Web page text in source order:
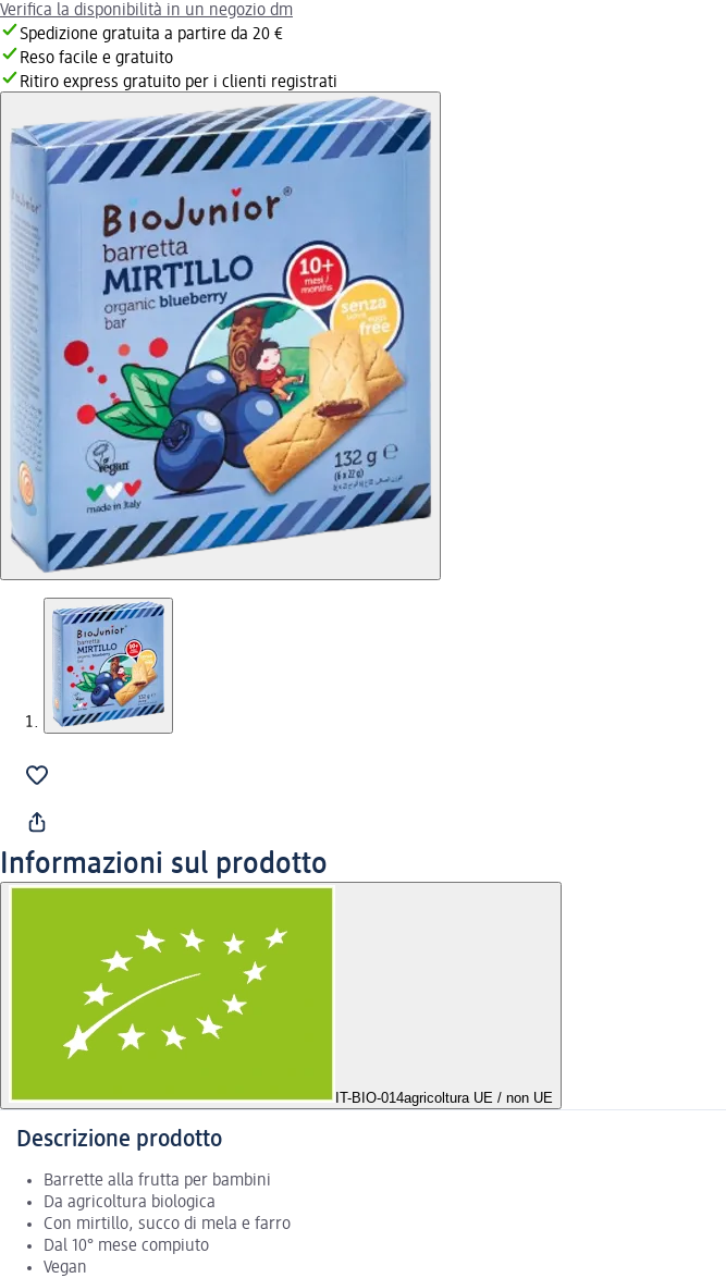
Verifica la disponibilità in un negozio dm
Spedizione gratuita a partire da 20 €
Reso facile e gratuito
Ritiro express gratuito per i clienti registrati
Informazioni sul prodotto
IT-BIO-014agricoltura UE / non UE
Descrizione prodotto
Barrette alla frutta per bambini
Da agricoltura biologica
Con mirtillo, succo di mela e farro
Dal 10° mese compiuto
Vegan